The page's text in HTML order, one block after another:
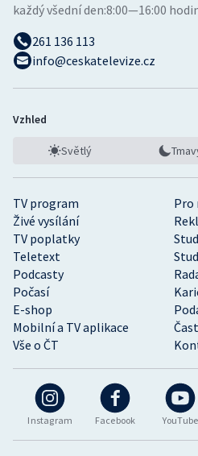
Instagram Facebook YouTube
TV program
Pro
Živé vysílání
TV poplatky
Teletext
Podcasty
Počasí
E-shop
Mobilní a TV aplikace
Vše o ČT
každý všední den:8:00—16:00
261 136 113
info@ceskatelevize.cz
Vzhled
Světlý